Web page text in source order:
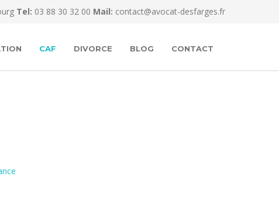
Tel: 03 88 30 32 00 Mail: contact@avocat-desfarges.fr
CAF DIVORCE BLOG CONTACT